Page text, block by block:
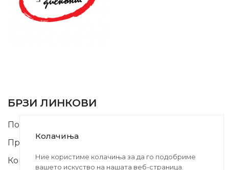
БРЗИ ЛИНКОВИ
Почетна
Производи
Контакт
Колачиња
Ние користиме колачиња за да го подобриме
вашето искуство на нашата веб-страница.